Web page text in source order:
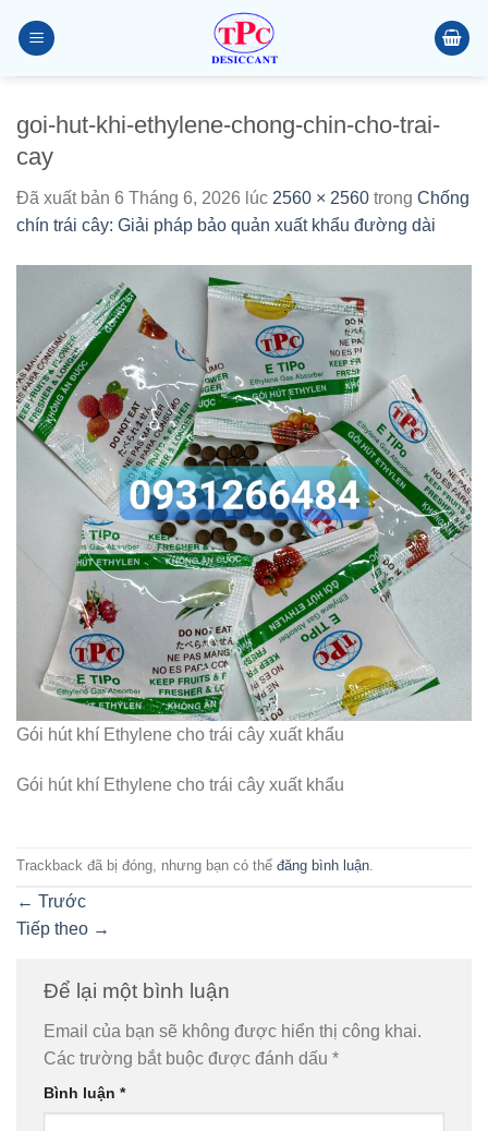
đến
goi-hut-khi-ethylene-chong-chin-cho-trai-
cay
Đã xuất bản 6 Tháng 6, 2026 lúc 2560 × 2560 trong Chống
chín trái cây: Giải pháp bảo quản xuất khẩu đường dài
Gói hút khí Ethylene cho trái cây xuất khẩu
Gói hút khí Ethylene cho trái cây xuất khẩu
Trackback đã bị đóng, nhưng bạn có thể đăng bình luận.
← Trước
Tiếp theo →
Để lại một bình luận
Email của bạn sẽ không được hiển thị công khai.
Các trường bắt buộc được đánh dấu *
Bình luận *